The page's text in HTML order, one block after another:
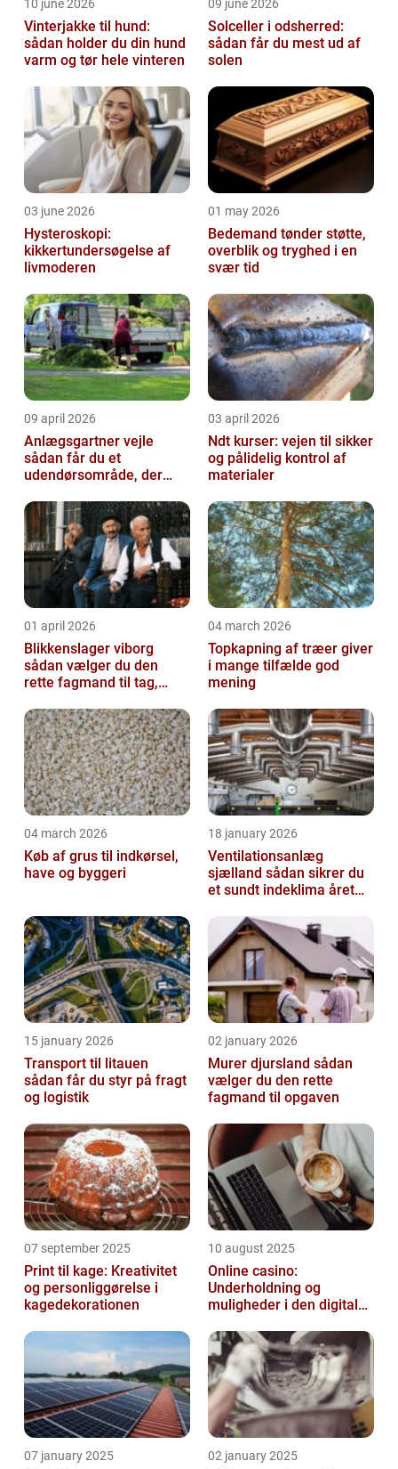
10 june 2026
Vinterjakke til hund:
sådan holder du din hund
varm og tør hele vinteren
09 june 2026
Solceller i odsherred:
sådan får du mest ud af
solen
03 june 2026
Hysteroskopi:
kikkertundersøgelse af
livmoderen
01 may 2026
Bedemand tønder støtte,
overblik og tryghed i en
svær tid
09 april 2026
Anlægsgartner vejle
sådan får du et
udendørsområde, der
03 april 2026
Ndt kurser: vejen til sikker
og pålidelig kontrol af
materialer
01 april 2026
Blikkenslager viborg
sådan vælger du den
rette fagmand til tag,
04 march 2026
Topkapning af træer giver
i mange tilfælde god
mening
04 march 2026
Køb af grus til indkørsel,
have og byggeri
18 january 2026
Ventilationsanlæg
sjælland sådan sikrer du
et sundt indeklima året
15 january 2026
Transport til litauen
sådan får du styr på fragt
og logistik
02 january 2026
Murer djursland sådan
vælger du den rette
fagmand til opgaven
07 september 2025
Print til kage: Kreativitet
og personliggørelse i
kagedekorationen
10 august 2025
Online casino:
Underholdning og
muligheder i den digitale
07 january 2025 02 january 2025